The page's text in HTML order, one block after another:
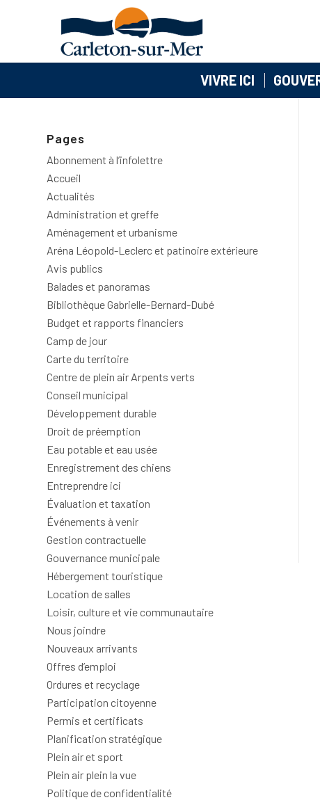
VIVRE ICI
Pages
Abonnement à l’infolettre
Accueil
Actualités
Administration et greffe
Aménagement et urbanisme
Aréna Léopold-Leclerc et patinoire extérieure
Avis publics
Balades et panoramas
Bibliothèque Gabrielle-Bernard-Dubé
Budget et rapports financiers
Camp de jour
Carte du territoire
Centre de plein air Arpents verts
Conseil municipal
Développement durable
Droit de préemption
Eau potable et eau usée
Enregistrement des chiens
Entreprendre ici
Évaluation et taxation
Événements à venir
Gestion contractuelle
Gouvernance municipale
Hébergement touristique
Location de salles
Loisir, culture et vie communautaire
Nous joindre
Nouveaux arrivants
Offres d’emploi
Ordures et recyclage
Participation citoyenne
Permis et certificats
Planification stratégique
Plein air et sport
Plein air plein la vue
Politique de confidentialité